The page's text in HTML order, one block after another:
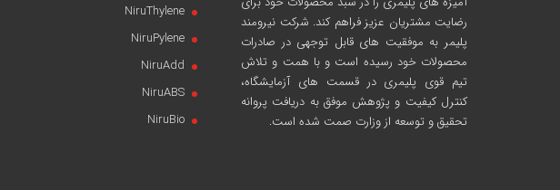
رضایت مشتریان عزیز فراهم کند. شرکت نیرومند
پلیمر به موفقیت های قابل توجهی در صادرات
محصولات خود رسیده است و با همت و تلاش
تیم قوی پلیمری در قسمت های آزمایشگاه،
کنترل کیفیت و پژوهش موفق به دریافت پروانه
تحقیق و توسعه از وزارت صمت شده است.
NiruThylene
NiruPylene
NiruAdd
NiruABS
NiruBio